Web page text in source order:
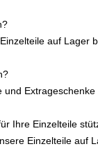
auf Lager
Ihre Einzelteile
Einzelteile auf